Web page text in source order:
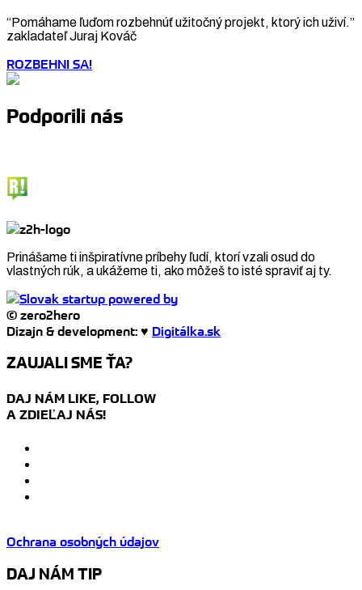
“Pomáhame ľuďom rozbehnúť užitočný projekt, ktorý ich uživí.”
zakladateľ Juraj Kováč
ROZBEHNI SA!
Podporili nás
Prinášame ti inšpiratívne príbehy ľudí, ktorí vzali osud do
vlastných rúk, a ukážeme ti, ako môžeš to isté spraviť aj ty.
© zero2hero
Dizajn & development: ♥ Digitálka.sk
ZAUJALI SME ŤA?
DAJ NÁM LIKE, FOLLOW
A ZDIEĽAJ NÁS!
Ochrana osobných údajov
DAJ NÁM TIP